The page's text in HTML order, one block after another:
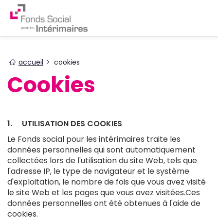
are
here
accueil cookies
Cookies
1. UTILISATION DES COOKIES
Le Fonds social pour les intérimaires traite les
données personnelles qui sont automatiquement
collectées lors de l'utilisation du site Web, tels que
l'adresse IP, le type de navigateur et le système
d'exploitation, le nombre de fois que vous avez visité
le site Web et les pages que vous avez visitées.Ces
données personnelles ont été obtenues à l'aide de
cookies.